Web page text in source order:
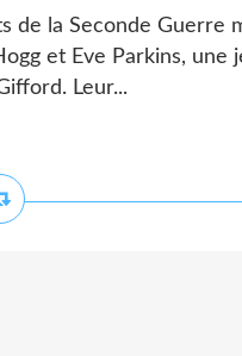
de la Seconde Guerre
et Eve Parkins, une
Leur...